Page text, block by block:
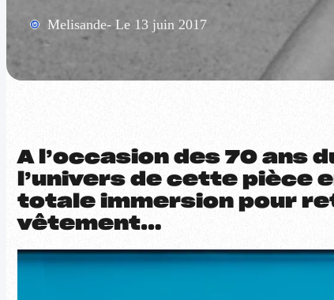
Melisande- Le 13 juin 2017
A l’occasion des 70 ans
l’univers de cette pièce
totale immersion pour
vêtement…